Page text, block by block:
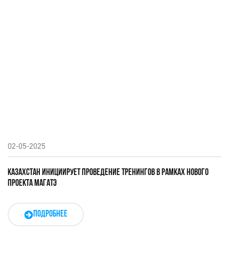
02-05-2025
КАЗАХСТАН ИНИЦИИРУЕТ ПРОВЕДЕНИЕ ТРЕНИНГОВ В РАМКАХ НОВОГО
ПРОЕКТА МАГАТЭ
ПОДРОБНЕЕ